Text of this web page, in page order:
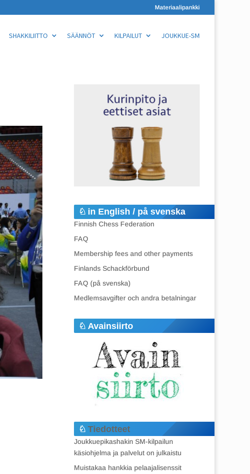
Materiaalipankki
SHAKKILIITTO SÄÄNNÖT KILPAILUT JOUKKUE-SM
in English / på svenska
Finnish Chess Federation
FAQ
Membership fees and other payments
Finlands Schackförbund
FAQ (på svenska)
Medlemsavgifter och andra betalningar
Avainsiirto
Tiedotteet
Joukkuepikashakin SM-kilpailun
käsiohjelma ja palvelut on julkaistu
Muistakaa hankkia pelaajalisenssit